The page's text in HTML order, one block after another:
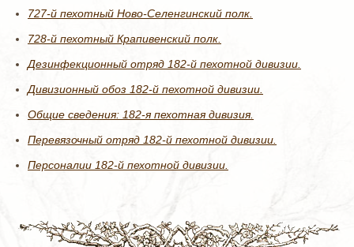
727-й пехотный Ново-Селенгинский полк.
728-й пехотный Крапивенский полк.
Дезинфекционный отряд 182-й пехотной дивизии.
Дивизионный обоз 182-й пехотной дивизии.
Общие сведения: 182-я пехотная дивизия.
Перевязочный отряд 182-й пехотной дивизии.
Персоналии 182-й пехотной дивизии.